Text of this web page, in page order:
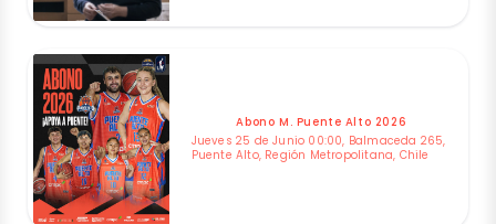
Abono M. Puente Alto 2026
Jueves 25 de Junio 00:00, Balmaceda 265,
Puente Alto, Región Metropolitana, Chile